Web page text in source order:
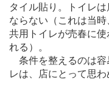
タイル貼り。トイレ
ならない（これは当
共用トイレが売春に
れる）。
条件を整えるのは容
レは、店にとって思